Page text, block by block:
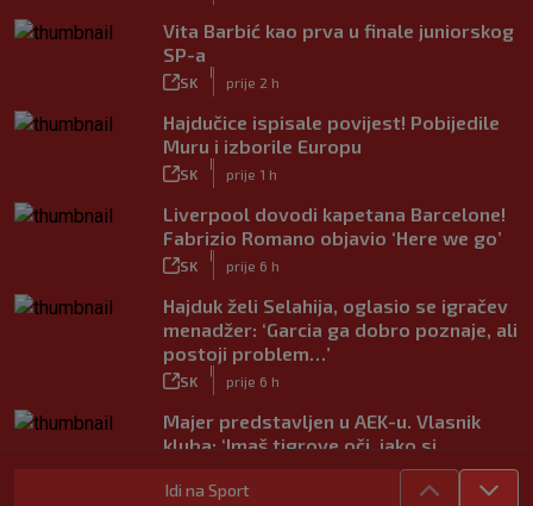
Vita Barbić kao prva u finale juniorskog
SP-a
SK prije 2 h
Hajdučice ispisale povijest! Pobijedile
Muru i izborile Europu
SK prije 1 h
Liverpool dovodi kapetana Barcelone!
Fabrizio Romano objavio ‘Here we go’
SK prije 6 h
Hajduk želi Selahija, oglasio se igračev
menadžer: ‘Garcia ga dobro poznaje, ali
postoji problem…’
SK prije 6 h
Majer predstavljen u AEK-u. Vlasnik
kluba: ‘Imaš tigrove oči, jako si
SK
|
prije 5 h
Idi na Sport